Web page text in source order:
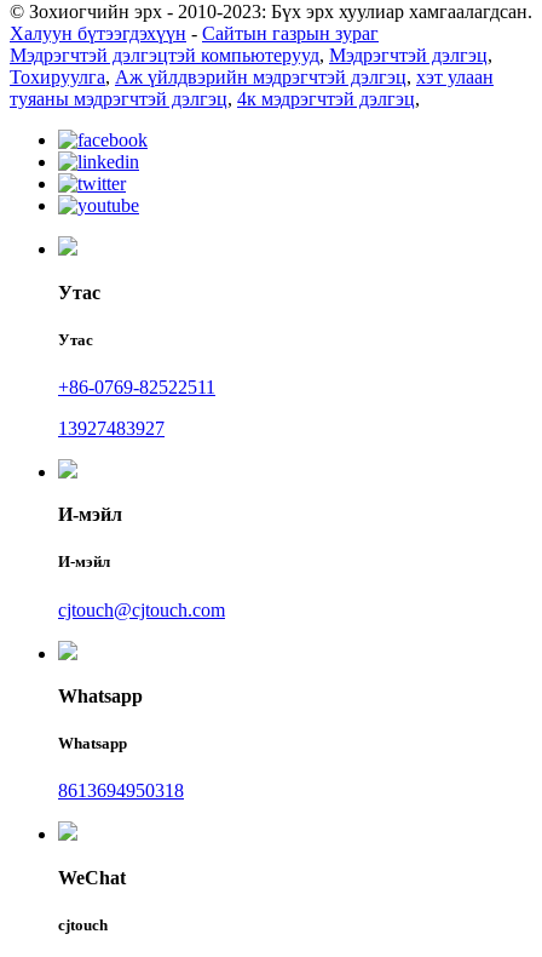
© Зохиогчийн эрх - 2010-2023: Бүх эрх хуулиар хамгаалагдсан.
Халуун бүтээгдэхүүн - Сайтын газрын зураг
Мэдрэгчтэй дэлгэцтэй компьютерууд, Мэдрэгчтэй дэлгэц,
Тохируулга, Аж үйлдвэрийн мэдрэгчтэй дэлгэц, хэт улаан
туяаны мэдрэгчтэй дэлгэц, 4к мэдрэгчтэй дэлгэц,
Утас
Утас
+86-0769-82522511
13927483927
И-мэйл
И-мэйл
cjtouch@cjtouch.com
Whatsapp
Whatsapp
8613694950318
WeChat
cjtouch